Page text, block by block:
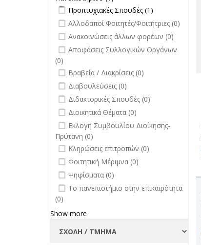
Εκδόσεις
Πανεπιστημίου filter
Apply Προπτυχιακές Σπουδές filter
Προπτυχιακές Σπουδές (1)
Σπουδές filter
undefined
Αλλοδαποί Φοιτητές/Φοιτήτριες (0)
undefined
Ανακοινώσεις άλλων φορέων (0)
undefined
Αποφάσεις Συλλογικών Οργάνων
(0)
undefined
Βραβεία / Διακρίσεις (0)
undefined
Διαβουλεύσεις (0)
undefined
Διδακτορικές Σπουδές (0)
undefined
Διοικητικά Θέματα (0)
undefined
Εκλογή Συμβουλίου Διοίκησης-
Πρύτανη (0)
undefined
Κληρώσεις επιτροπών (0)
undefined
Φοιτητική Μέριμνα (0)
undefined
Ψηφίσματα (0)
undefined
Το πανεπιστήμιο στην επικαιρότητα
(0)
Show more